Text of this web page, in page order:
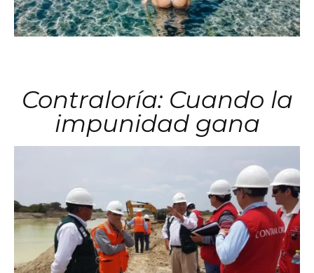
Contraloría: Cuando la
impunidad gana